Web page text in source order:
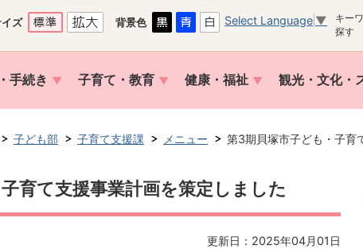
ズ 背景色 Select Language ▼
キー
探す
手続き 子育て・教育 健康・福祉 観光・文化・
子ども部 子育て支援課 メニュー 第3期貝塚市子ども・子育
育て支援事業計画を策定しました
更新日：2025年04月01日